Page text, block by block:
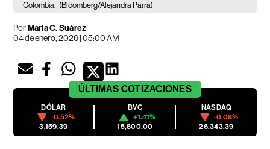
Colombia. (Bloomberg/Alejandra Parra)
PorMaría C. Suárez
04 de enero, 2026 | 05:00 AM
ÚLTIMAS COTIZACIONES
DÓLAR
-0.52%
3,159.39
BVC
+1.41%
15,800.00
NASDAQ
-0.08%
26,343.39